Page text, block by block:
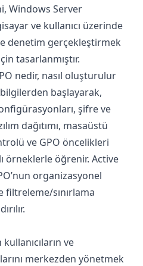
Windows Server
ve kullanıcı üzerinde
denetim gerçekleştirmek
tasarlanmıştır.
nedir, nasıl oluşturulur
başlayarak,
şifre ve
dağıtımı, masaüstü
ve GPO öncelikleri
örneklerle öğrenir. Active
organizasyonel
filtreleme/sınırlama
ve
merkezden yönetmek